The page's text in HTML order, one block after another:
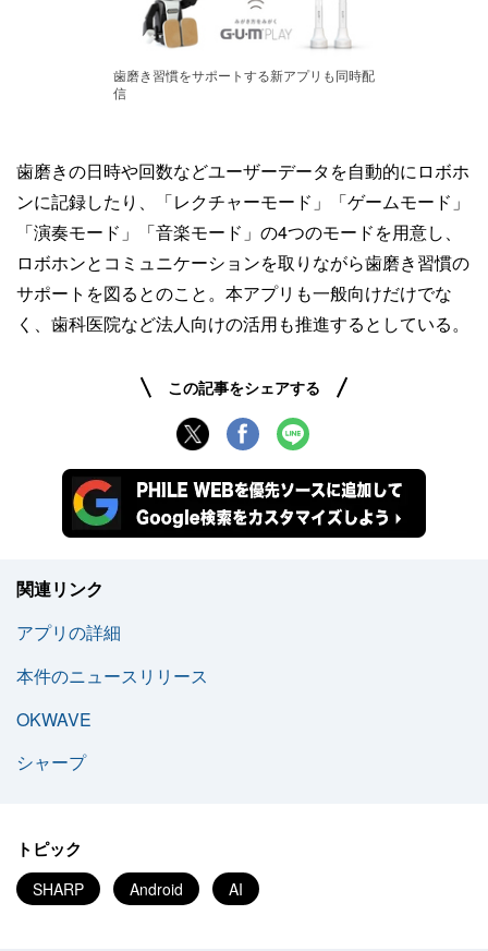
歯磨き習慣をサポートする新アプリも同時配
信
歯磨きの日時や回数などユーザーデータを自動的にロボホ
ンに記録したり、「レクチャーモード」「ゲームモード」
「演奏モード」「音楽モード」の4つのモードを用意し、
ロボホンとコミュニケーションを取りながら歯磨き習慣の
サポートを図るとのこと。本アプリも一般向けだけでな
く、歯科医院など法人向けの活用も推進するとしている。
この記事をシェアする
関連リンク
アプリの詳細
本件のニュースリリース
OKWAVE
シャープ
トピック
SHARP Android AI